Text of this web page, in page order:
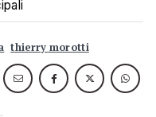
thierry morotti